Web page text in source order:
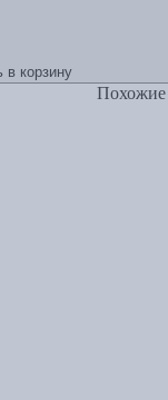
в корзину
Похожие